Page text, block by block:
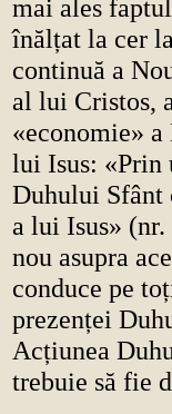
mai ales
înălțat la cer
continuă a
al lui Cristos,
«economie»
lui Isus: «Prin
Duhului Sfânt
a lui Isus»
nou asupra
conduce pe
prezenței
Acțiunea
trebuie să fie